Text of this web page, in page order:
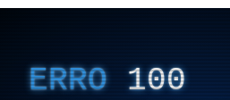
ERRO 100